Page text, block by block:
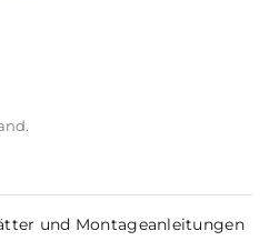
und Montageanleitungen